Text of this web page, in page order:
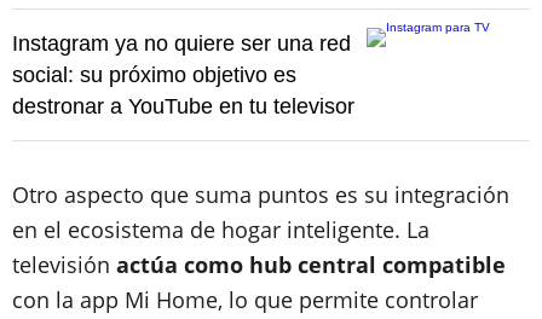
Instagram ya no quiere ser una red
social: su próximo objetivo es
destronar a YouTube en tu televisor
Otro aspecto que suma puntos es su integración
en el ecosistema de hogar inteligente. La
televisión actúa como hub central compatible
con la app Mi Home, lo que permite controlar